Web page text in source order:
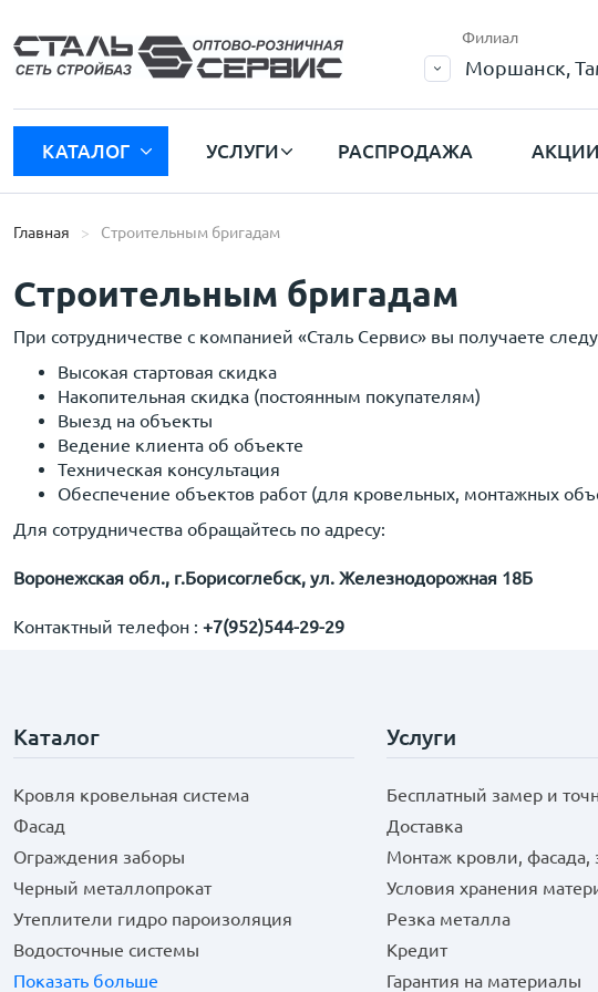
Филиал
Моршанск,
КАТАЛОГ УСЛУГИ РАСПРОДАЖА АКЦИИ
Главная Строительным бригадам
Строительным бригадам
При сотрудничестве с компанией «Сталь Сервис» вы получаете
Высокая стартовая скидка
Накопительная скидка (постоянным покупателям)
Выезд на объекты
Ведение клиента об объекте
Техническая консультация
Обеспечение объектов работ (для кровельных, монтажных
Для сотрудничества обращайтесь по адресу:
Воронежская обл., г.Борисоглебск, ул. Железнодорожная 18Б
Контактный телефон : +7(952)544-29-29
Каталог
Кровля кровельная система
Фасад
Ограждения заборы
Черный металлопрокат
Утеплители гидро пароизоляция
Водосточные системы
Показать больше
Услуги
Бесплатный замер и
Доставка
Монтаж кровли, фасада,
Условия хранения
Резка металла
Кредит
Гарантия на материалы